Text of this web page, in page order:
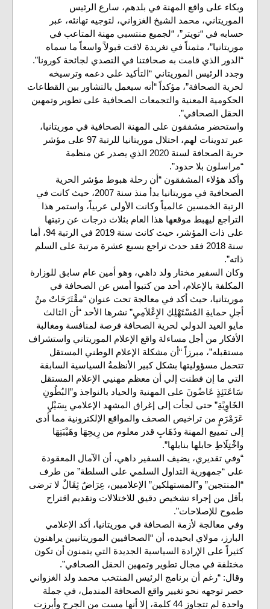
وبكاء على واقع المهنة في بلدهم، سارع الرئيس
الموريتاني، محمد الشيخ الغزواني، لتوجيه تهانئه، عبر
حسابه في “تويتر”، “لجميع منتسبي مهنة المتاعب في
موريتانيا”، مثمناً في تغريدة لاقت قبولاً واسعاً ما سماه
“الدور الذي قامت به صحافتنا في التصدي لجائحة كورونا”.
وجدد الرئيس الموريتاني “التأكيد على دعمه وترسيخه
لحرية الصحافة”، مؤكداً “أنه سيعمل بالتشاور بين القطاعات
الحكومية المعنية والتجمعات الصحافية على تطوير وتمهين
الحقل الصحافي”.
واستحضر مشفقون على المهنة الصحافية في موريتانيا،
عبر تدوينات لهم، احتلال موريتانيا للرتبة 97 على مؤشر
حرية الصحافة لسنة 2020 الذي يصدر عن منظمة
“مراسلون بلا حدود”.
وأكد هؤلاء المشفقون “أن رحلة هبوط مؤشر الحرية
الصحافية في موريتانيا بدأ منذ سنة 2007، حيث كانت في
الرتبة الخمسين عالمياً وكانت الأولى عربياً، واستمر هذا
التراجع ليهبط موقعها هذا العام بثلاث درجات عن رتبتها
على ذات المؤشر، حيث كانت سنة 2019 في الرتبة 94، أما
سنة 2018 فقد حدث تراجع بسبع عشرة مرتبة على السلم
ذاته”.
وكان السفير مختار ولد داهي، وهو أمين عام سابق للوزارة
المكلفة بالإعلام، أحد من كتبوا أمس عن الصحافة في
موريتانيا، حيث أكد في معالجة تحت عنوان “مقْتَرَحَاتٌ منْ
أجلِ حمايةِ المُسْتَهْلِكِ الإِعْلاَمِيِ” نشرها الأحد “أن الثالث
مايو العيد الدولي لحرية الصحافة فرصة لمنافسة ومغالبة
الأفكار من أجل مساءلة واقع الإعلام الموريتاني واستشراف
مستقبله”، مبرزاً “أن مشكلة الإعلام الوطني المستقل
تتحمل مسؤوليتها بشكل كبير الأنظمةُ السياسية السابقة
التي ما إن فطنت إلي أن معظم مهنيي الإعلام المستقل
سَاعَتَئِذٍ عَاضُونَ على المهنية والحياد بالنواجذ و”البُطُونِ
الخَاوِيًةِ” حتى لجأت إلى إغراق المشهد الإعلامي بِسَيْلٍ
عَرَمْرَمٍ من تراخيص الصحف والمواقع الإلكترونية مما أدى
إلى تمييع المهنة وذَهَابِ قدر معلوم من رِيحِهَا وهَيْبَتِهَا
واخْتِلَاطِ حابلها بنابلها”.
“وفي تقديري، يضيف السفير داهي، أن الآمال المعقودة
على “جمهورية التداول السلمي على السلطة” من طرف
“المنتجين” و”المستهلكين” الإعلاميين، عِرَاضٌ ثِقَالٌ لا ترضى
بأقل من إجراء تشخيص دقيق للاختلالات وتقديم اقتراح
طموح للإصلاحات”.
وفي معالجة لأزمة الصحافة في موريتانيا، أكد الإعلامي
البارز، مولاي ابحيده، أن “الصحافيين الموريتانيين يراهنون
كثيراً على الإرادة السياسية الجديدة التي يتمنون أن تكون
مختلفة في مجال تطوير وتمهين الحقل الصحافي”.
وقال: “رغم أن برنامج الرئيس المنتخب محمد ولد الغزواني
حصر توجهه نحو تغيير واقع الصحافة المندمل، في جملة
واحدة لم تتجاوز 44 كلمة، إلا أنها مست من الجرح وأبرزت